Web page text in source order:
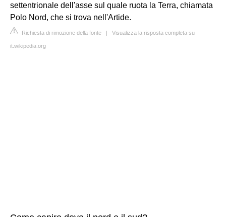
settentrionale dell'asse sul quale ruota la Terra, chiamata
Polo Nord, che si trova nell'Artide.
Richiesta di rimozione della fonte | Visualizza la risposta completa su
it.wikipedia.org